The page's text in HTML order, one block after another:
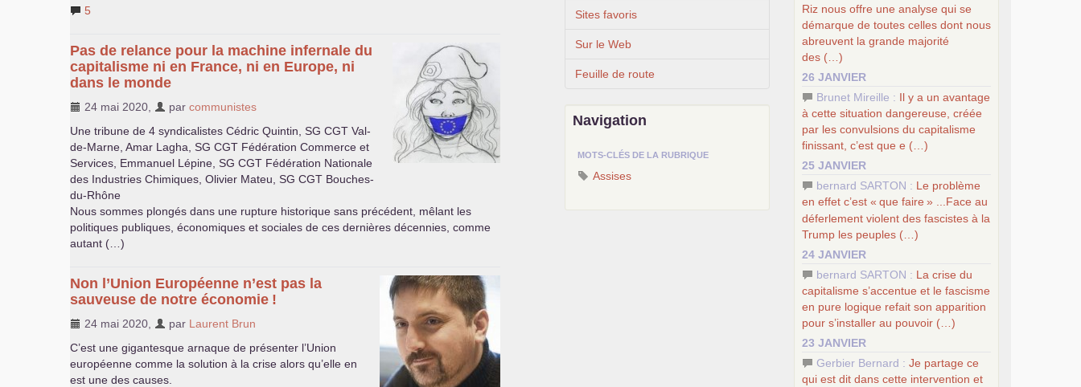
5
Pas de relance pour la machine infernale du
capitalisme ni en France, ni en Europe, ni
dans le monde
24 mai 2020 par communistes
Une tribune de 4 syndicalistes Cédric Quintin, SG CGT Val-
de-Marne, Amar Lagha, SG CGT Fédération Commerce et
Services, Emmanuel Lépine, SG CGT Fédération Nationale
des Industries Chimiques, Olivier Mateu, SG CGT Bouches-
du-Rhône
Nous sommes plongés dans une rupture historique sans précédent, mêlant les
politiques publiques, économiques et sociales de ces dernières décennies, comme
autant (…)
Non l’Union Européenne n’est pas la
sauveuse de notre économie !
24 mai 2020 par Laurent Brun
C’est une gigantesque arnaque de présenter l’Union
européenne comme la solution à la crise alors qu’elle en
est une des causes.
Sites favoris
Sur le Web
Feuille de route
Navigation
MOTS-CLÉS DE LA RUBRIQUE
Assises
Riz nous offre une analyse qui se
démarque de toutes celles dont nous
abreuvent la grande majorité
des (…)
26 JANVIER
Brunet Mireille : Il y a un avantage
à cette situation dangereuse, créée
par les convulsions du capitalisme
finissant, c’est que e (…)
25 JANVIER
bernard SARTON : Le problème
en effet c’est « que faire » ...Face au
déferlement violent des fascistes à la
Trump les peuples (…)
24 JANVIER
bernard SARTON : La crise du
capitalisme s’accentue et le fascisme
en pure logique refait son apparition
pour s’installer au pouvoir (…)
23 JANVIER
Gerbier Bernard : Je partage ce
qui est dit dans cette intervention et